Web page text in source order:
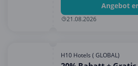
Angebot
21.08.2026
H10 Hotels ( GLOBAL)